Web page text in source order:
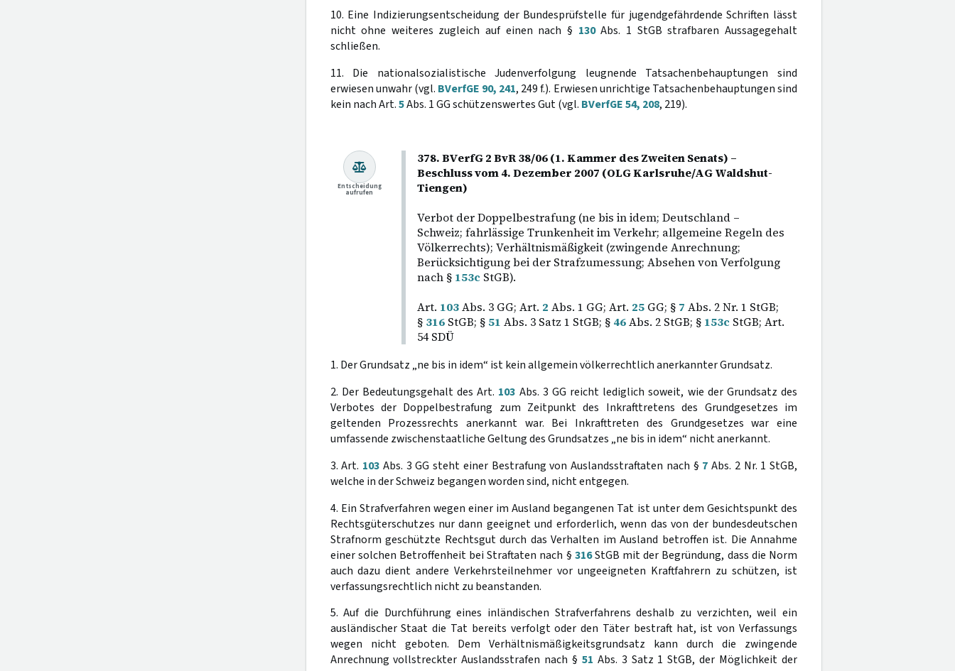
10. Eine Indizierungsentscheidung der Bundesprüfstelle für jugendgefährdende Schriften lässt
nicht ohne weiteres zugleich auf einen nach § 130Abs. 1 StGB strafbaren Aussagegehalt
schließen.
11. Die nationalsozialistische Judenverfolgung leugnende Tatsachenbehauptungen sind
erwiesen unwahr (vgl. BVerfGE 90, 241, 249 f.). Erwiesen unrichtige Tatsachenbehauptungen sind
kein nach Art.5Abs. 1 GG schützenswertes Gut (vgl. BVerfGE 54, 208, 219).
378. BVerfG 2 BvR 38/06 (1. Kammer des Zweiten Senats) –
Beschluss vom 4. Dezember 2007 (OLG Karlsruhe/AG Waldshut-
Tiengen)
Verbot der Doppelbestrafung (ne bis in idem; Deutschland –
Schweiz; fahrlässige Trunkenheit im Verkehr; allgemeine Regeln des
Völkerrechts); Verhältnismäßigkeit (zwingende Anrechnung;
Berücksichtigung bei der Strafzumessung; Absehen von Verfolgung
nach § 153cStGB).
Art. 103Abs. 3 GG; Art. 2 Abs. 1 GG; Art. 25GG; § 7 Abs. 2 Nr. 1 StGB;
§ 316StGB; § 51 Abs. 3 Satz 1 StGB; § 46Abs. 2 StGB; § 153cStGB; Art.
54 SDÜ
Entscheidung
aufrufen
1. Der Grundsatz „ne bis in idem“ ist kein allgemein völkerrechtlich anerkannter Grundsatz.
2. Der Bedeutungsgehalt des Art. 103 Abs. 3 GG reicht lediglich soweit, wie der Grundsatz des
Verbotes der Doppelbestrafung zum Zeitpunkt des Inkrafttretens des Grundgesetzes im
geltenden Prozessrechts anerkannt war. Bei Inkrafttreten des Grundgesetzes war eine
umfassende zwischenstaatliche Geltung des Grundsatzes „ne bis in idem“ nicht anerkannt.
3. Art. 103 Abs. 3 GG steht einer Bestrafung von Auslandsstraftaten nach § 7 Abs. 2 Nr. 1 StGB,
welche in der Schweiz begangen worden sind, nicht entgegen.
4. Ein Strafverfahren wegen einer im Ausland begangenen Tat ist unter dem Gesichtspunkt des
Rechtsgüterschutzes nur dann geeignet und erforderlich, wenn das von der bundesdeutschen
Strafnorm geschützte Rechtsgut durch das Verhalten im Ausland betroffen ist. Die Annahme
einer solchen Betroffenheit bei Straftaten nach § 316StGB mit der Begründung, dass die Norm
auch dazu dient andere Verkehrsteilnehmer vor ungeeigneten Kraftfahrern zu schützen, ist
verfassungsrechtlich nicht zu beanstanden.
5. Auf die Durchführung eines inländischen Strafverfahrens deshalb zu verzichten, weil ein
ausländischer Staat die Tat bereits verfolgt oder den Täter bestraft hat, ist von Verfassungs
wegen nicht geboten. Dem Verhältnismäßigkeitsgrundsatz kann durch die zwingende
Anrechnung vollstreckter Auslandsstrafen nach § 51 Abs. 3 Satz 1 StGB, der Möglichkeit der